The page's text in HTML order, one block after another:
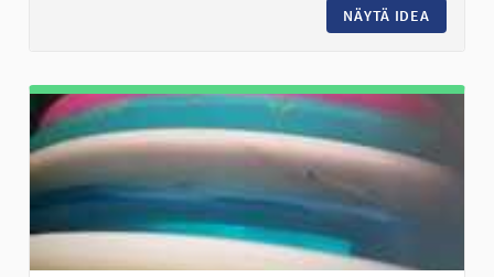
NÄYTÄ IDEA